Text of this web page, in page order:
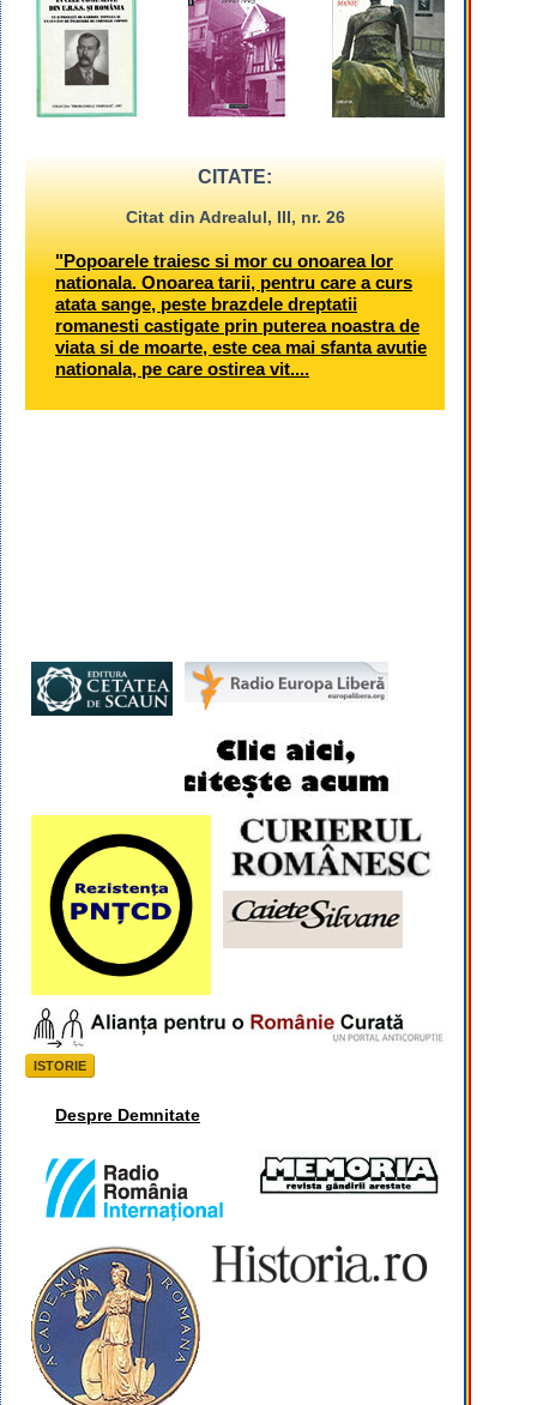
CITATE:
Citat din Adrealul, III, nr. 26
"Popoarele traiesc si mor cu onoarea lor
nationala. Onoarea tarii, pentru care a curs
atata sange, peste brazdele dreptatii
romanesti castigate prin puterea noastra de
viata si de moarte, este cea mai sfanta avutie
nationala, pe care ostirea vit....
ISTORIE
Despre Demnitate